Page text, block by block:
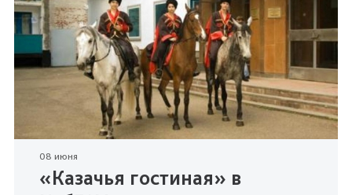
08 июня
«Казачья гостиная» в